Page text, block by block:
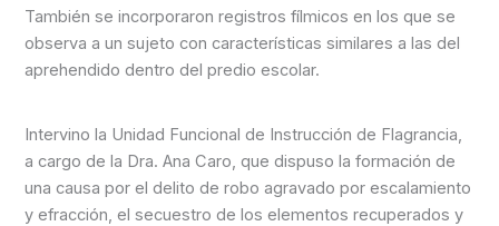
También se incorporaron registros fílmicos en los que se
observa a un sujeto con características similares a las del
aprehendido dentro del predio escolar.
Intervino la Unidad Funcional de Instrucción de Flagrancia,
a cargo de la Dra. Ana Caro, que dispuso la formación de
una causa por el delito de robo agravado por escalamiento
y efracción, el secuestro de los elementos recuperados y